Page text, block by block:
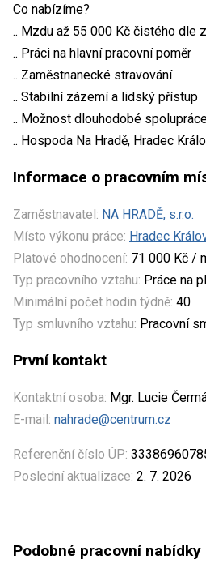
Co nabízíme?
.. Mzdu až 55 000 Kč čistého dle
.. Práci na hlavní pracovní poměr
.. Zaměstnanecké stravování
.. Stabilní zázemí a lidský přístup
.. Možnost dlouhodobé
.. Hospoda Na Hradě, Hradec
Informace o pracovním
Zaměstnavatel: NA HRADĚ, s.r.o.
Místo výkonu práce: Hradec
Platové ohodnocení: 71 000 Kč /
Typ pracovního vztahu: Práce na
Minimální počet hodin týdně: 40
Typ smluvního vztahu: Pracovní
První kontakt
Kontaktní osoba: Mgr. Lucie
E-mail: nahrade@centrum.cz
Referenční číslo ÚP:
Poslední aktualizace: 2. 7. 2026
Podobné pracovní nabídky